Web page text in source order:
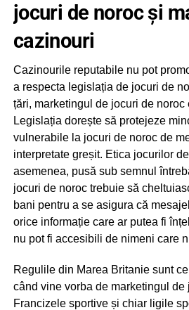
jocuri de noroc și
cazinouri
Cazinourile reputabile nu pot
a respecta legislația de jocuri de
țări, marketingul de jocuri de noroc
Legislația dorește să protejeze
vulnerabile la jocuri de noroc de
interpretate greșit. Etica jocurilor
asemenea, pusă sub semnul
jocuri de noroc trebuie să
bani pentru a se asigura că
orice informație care ar putea fi
nu pot fi accesibili de nimeni care
Regulile din Marea Britanie sunt
când vine vorba de marketingul de
Francizele sportive și chiar ligile